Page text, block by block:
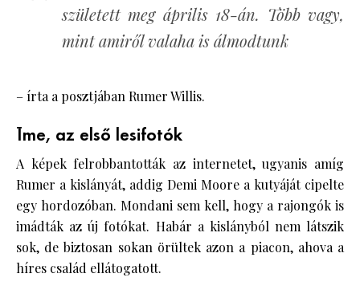
született meg április 18-án. Több vagy,
mint amiről valaha is álmodtunk
– írta a posztjában Rumer Willis.
Íme, az első lesifotók
A képek felrobbantották az internetet, ugyanis amíg
Rumer a kislányát, addig Demi Moore a kutyáját cipelte
egy hordozóban. Mondani sem kell, hogy a rajongók is
imádták az új fotókat. Habár a kislányból nem látszik
sok, de biztosan sokan örültek azon a piacon, ahova a
híres család ellátogatott.